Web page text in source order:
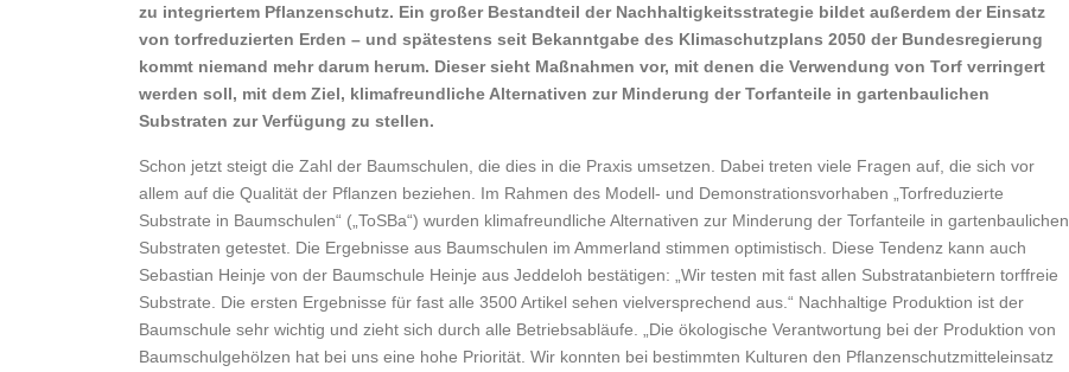
zu integriertem Pflanzenschutz. Ein großer Bestandteil der Nachhaltigkeitsstrategie bildet außerdem der Einsatz
von torfreduzierten Erden – und spätestens seit Bekanntgabe des Klimaschutzplans 2050 der Bundesregierung
kommt niemand mehr darum herum. Dieser sieht Maßnahmen vor, mit denen die Verwendung von Torf verringert
werden soll, mit dem Ziel, klimafreundliche Alternativen zur Minderung der Torfanteile in gartenbaulichen
Substraten zur Verfügung zu stellen.
Schon jetzt steigt die Zahl der Baumschulen, die dies in die Praxis umsetzen. Dabei treten viele Fragen auf, die sich vor
allem auf die Qualität der Pflanzen beziehen. Im Rahmen des Modell- und Demonstrationsvorhaben „Torfreduzierte
Substrate in Baumschulen“ („ToSBa“) wurden klimafreundliche Alternativen zur Minderung der Torfanteile in gartenbaulichen
Substraten getestet. Die Ergebnisse aus Baumschulen im Ammerland stimmen optimistisch. Diese Tendenz kann auch
Sebastian Heinje von der Baumschule Heinje aus Jeddeloh bestätigen: „Wir testen mit fast allen Substratanbietern torffreie
Substrate. Die ersten Ergebnisse für fast alle 3500 Artikel sehen vielversprechend aus.“ Nachhaltige Produktion ist der
Baumschule sehr wichtig und zieht sich durch alle Betriebsabläufe. „Die ökologische Verantwortung bei der Produktion von
Baumschulgehölzen hat bei uns eine hohe Priorität. Wir konnten bei bestimmten Kulturen den Pflanzenschutzmitteleinsatz